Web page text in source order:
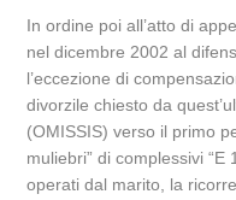
In ordine poi all’atto di
nel dicembre 2002 al
l’eccezione di
divorzile chiesto da
(OMISSIS) verso il primo
muliebri” di complessivi
operati dal marito, la